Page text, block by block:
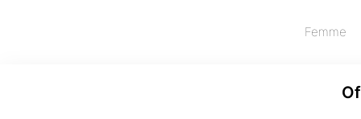
Femme